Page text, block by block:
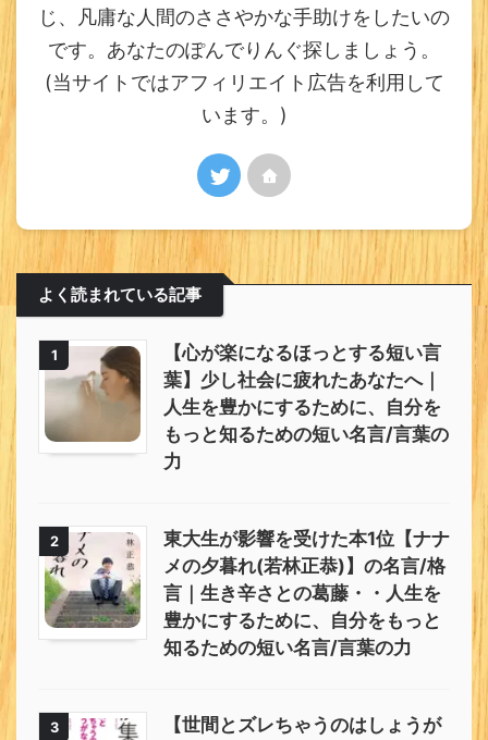
じ、凡庸な人間のささやかな手助けをしたいの
です。あなたのぽんでりんぐ探しましょう。
(当サイトではアフィリエイト広告を利用して
います。)
よく読まれている記事
1
【心が楽になるほっとする短い言
葉】少し社会に疲れたあなたへ｜
人生を豊かにするために、自分を
もっと知るための短い名言/言葉の
力
2
東大生が影響を受けた本1位【ナナ
メの夕暮れ(若林正恭)】の名言/格
言｜生き辛さとの葛藤・・人生を
豊かにするために、自分をもっと
知るための短い名言/言葉の力
3 【世間とズレちゃうのはしょうが